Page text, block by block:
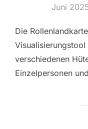
Juni
Die
verschiedenen
Einzelpersonen